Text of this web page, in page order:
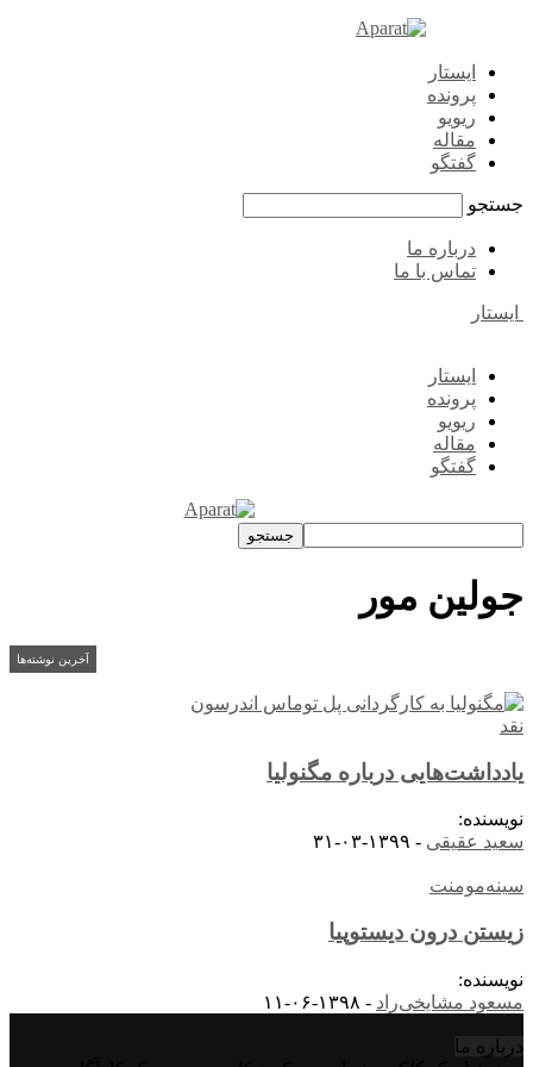
ایستار
پرونده
ریویو
مقاله
گفتگو
جستجو
درباره ما
تماس با ما
ایستار
ایستار
پرونده
ریویو
مقاله
گفتگو
جولین مور
آخرین نوشته‌ها
نقد
یادداشت‌هایی درباره مگنولیا
نویسنده:
سعید عقیقی - ۱۳۹۹-۰۳-۳۱
سینه‌مومنت
زیستن درون دیستوپیا
نویسنده:
مسعود مشایخی‌راد - ۱۳۹۸-۰۶-۱۱
درباره‌ ما